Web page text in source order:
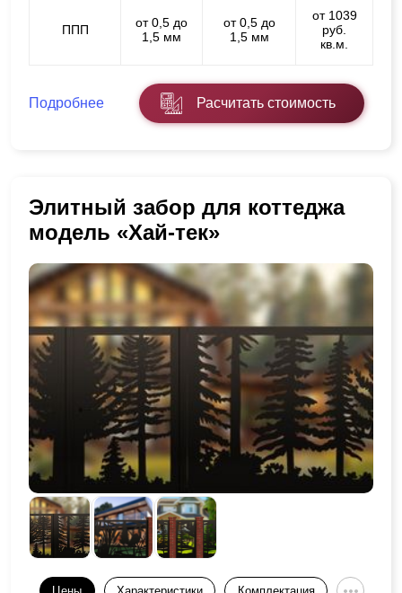
ППП
от 0,5 до
1,5 мм
от 0,5 до
1,5 мм
от 1039
руб.
кв.м.
Подробнее Расчитать стоимость
Элитный забор для коттеджа
модель «Хай-тек»